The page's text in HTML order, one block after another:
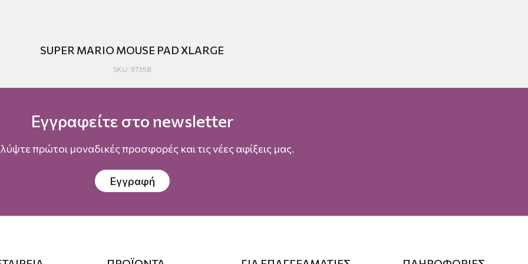
SUPER MARIO MOUSE PAD XLARGE
SKU: 97358
Εγγραφείτε στο newsletter
πρώτοι μοναδικές προσφορές και τις νέες αφίξεις μας.
Εγγραφή